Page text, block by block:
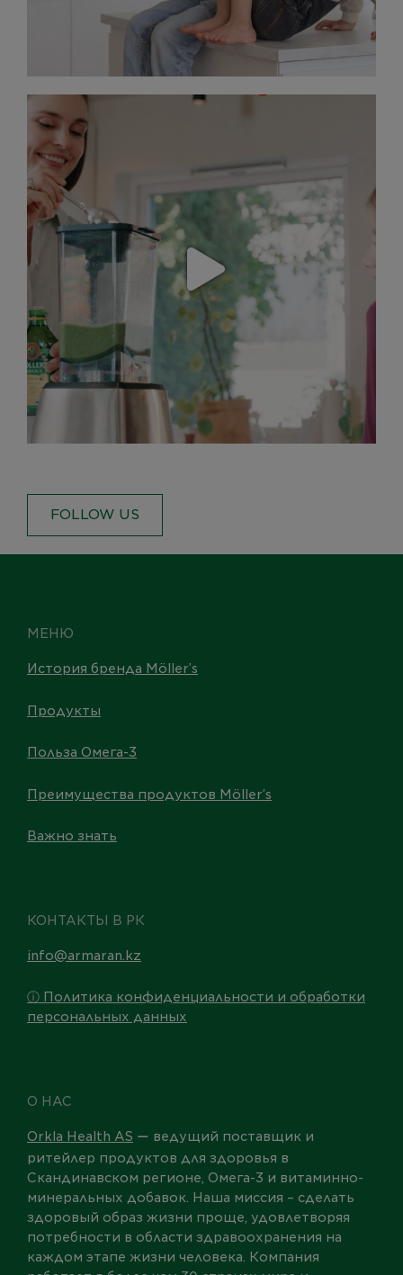
FOLLOW US
О НАС
Orkla Health AS — ведущий поставщик и
ритейлер продуктов для здоровья в
Скандинавском регионе, Омега-3 и витаминно-
минеральных добавок. Наша миссия – сделать
здоровый образ жизни проще, удовлетворяя
потребности в области здравоохранения на
каждом этапе жизни человека. Компания
МЕНЮ
История бренда Möller’s
Продукты
Польза Омега-3
Преимущества продуктов Möller’s
Важно знать
КОНТАКТЫ В РК
info@armaran.kz
ⓘ Политика конфиденциальности и обработки
персональных данных